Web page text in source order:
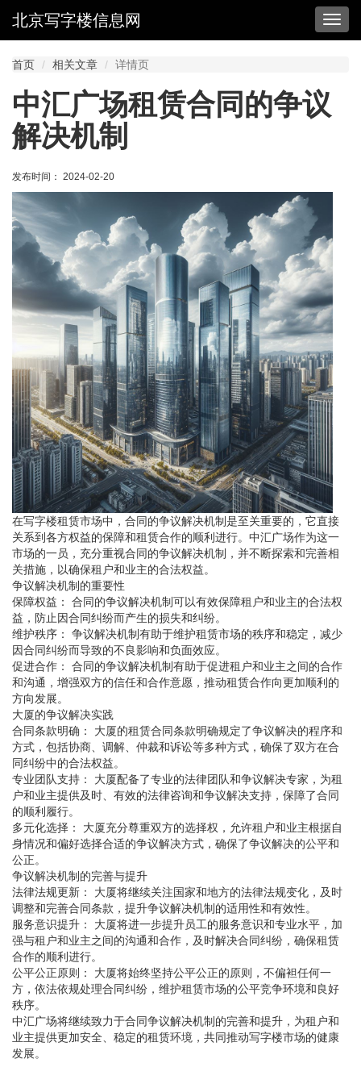
切
北京写字楼信息网
首页 相关文章 详情页
中汇广场租赁合同的争议
解决机制
发布时间： 2024-02-20
在写字楼租赁市场中，合同的争议解决机制是至关重要的，它直接
关系到各方权益的保障和租赁合作的顺利进行。中汇广场作为这一
市场的一员，充分重视合同的争议解决机制，并不断探索和完善相
关措施，以确保租户和业主的合法权益。
争议解决机制的重要性
保障权益： 合同的争议解决机制可以有效保障租户和业主的合法权
益，防止因合同纠纷而产生的损失和纠纷。
维护秩序： 争议解决机制有助于维护租赁市场的秩序和稳定，减少
因合同纠纷而导致的不良影响和负面效应。
促进合作： 合同的争议解决机制有助于促进租户和业主之间的合作
和沟通，增强双方的信任和合作意愿，推动租赁合作向更加顺利的
方向发展。
大厦的争议解决实践
合同条款明确： 大厦的租赁合同条款明确规定了争议解决的程序和
方式，包括协商、调解、仲裁和诉讼等多种方式，确保了双方在合
同纠纷中的合法权益。
专业团队支持： 大厦配备了专业的法律团队和争议解决专家，为租
户和业主提供及时、有效的法律咨询和争议解决支持，保障了合同
的顺利履行。
多元化选择： 大厦充分尊重双方的选择权，允许租户和业主根据自
身情况和偏好选择合适的争议解决方式，确保了争议解决的公平和
公正。
争议解决机制的完善与提升
法律法规更新： 大厦将继续关注国家和地方的法律法规变化，及时
调整和完善合同条款，提升争议解决机制的适用性和有效性。
服务意识提升： 大厦将进一步提升员工的服务意识和专业水平，加
强与租户和业主之间的沟通和合作，及时解决合同纠纷，确保租赁
合作的顺利进行。
公平公正原则： 大厦将始终坚持公平公正的原则，不偏袒任何一
方，依法依规处理合同纠纷，维护租赁市场的公平竞争环境和良好
秩序。
中汇广场将继续致力于合同争议解决机制的完善和提升，为租户和
业主提供更加安全、稳定的租赁环境，共同推动写字楼市场的健康
发展。